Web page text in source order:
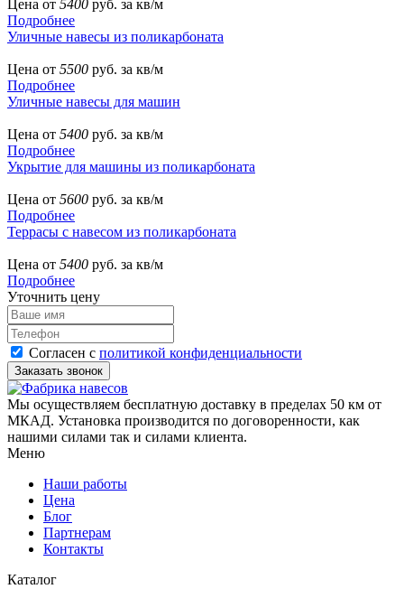
Цена от 5400 руб. за кв/м
Подробнее
Уличные навесы из поликарбоната
Цена от 5500 руб. за кв/м
Подробнее
Уличные навесы для машин
Цена от 5400 руб. за кв/м
Подробнее
Укрытие для машины из поликарбоната
Цена от 5600 руб. за кв/м
Подробнее
Террасы с навесом из поликарбоната
Цена от 5400 руб. за кв/м
Подробнее
Уточнить цену
Согласен с политикой конфиденциальности
Мы осуществляем бесплатную доставку в пределах 50 км от
МКАД. Установка производится по договоренности, как
нашими силами так и силами клиента.
Меню
Наши работы
Цена
Блог
Партнерам
Контакты
Каталог